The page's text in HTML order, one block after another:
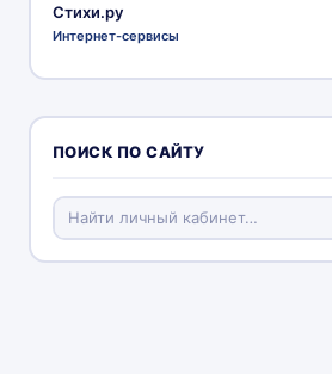
Стихи.ру
Интернет-сервисы
ПОИСК ПО САЙТУ